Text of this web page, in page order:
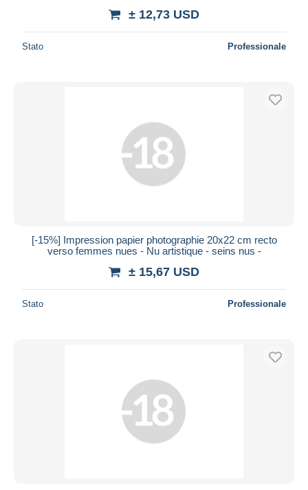
± 12,73 USD
Stato Professionale
[-15%] Impression papier photographie 20x22 cm recto
verso femmes nues - Nu artistique - seins nus -
± 15,67 USD
Stato Professionale